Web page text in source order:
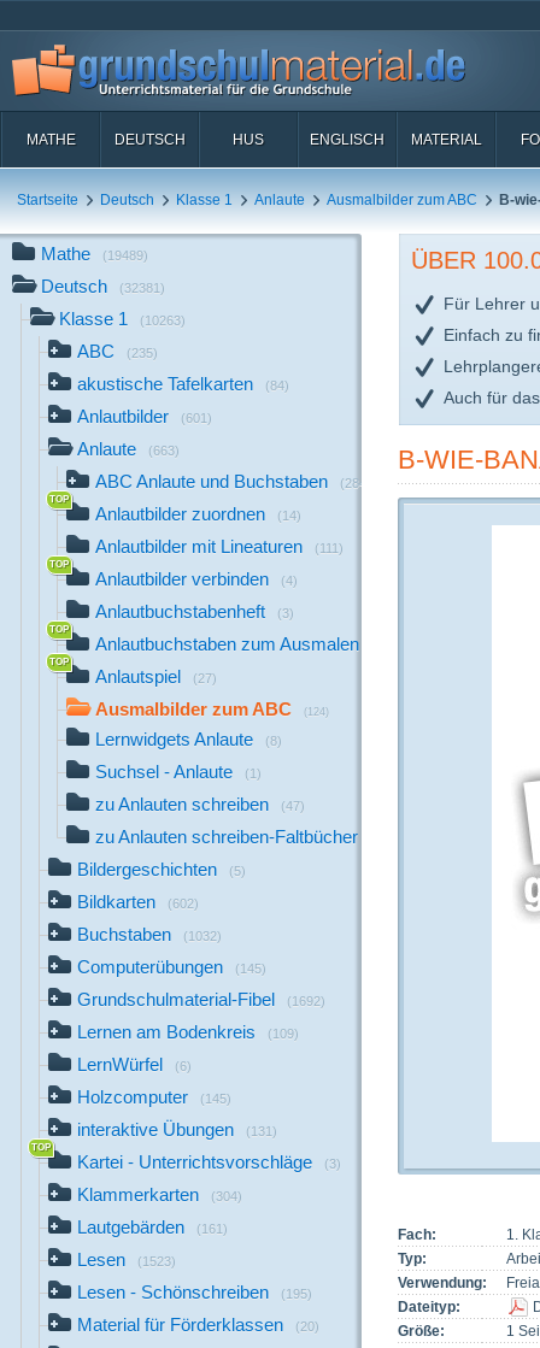
MATHE DEUTSCH HUS ENGLISCH MATERIAL
Startseite Deutsch Klasse 1 Anlaute Ausmalbilder zum ABC B-
Mathe (19489)
Deutsch (32381)
Klasse 1 (10263)
ABC (235)
akustische Tafelkarten (84)
Anlautbilder (601)
Anlaute (663)
ABC Anlaute und Buchstaben (284)
Anlautbilder zuordnen (14)
Anlautbilder mit Lineaturen (111)
Anlautbilder verbinden (4)
Anlautbuchstabenheft (3)
Anlautbuchstaben zum Ausmalen
Anlautspiel (27)
Ausmalbilder zum ABC (124)
Lernwidgets Anlaute (8)
Suchsel - Anlaute (1)
zu Anlauten schreiben (47)
zu Anlauten schreiben-Faltbücher
Bildergeschichten (5)
Bildkarten (602)
Buchstaben (1032)
Computerübungen (145)
Grundschulmaterial-Fibel (1692)
Lernen am Bodenkreis (109)
LernWürfel (6)
Holzcomputer (145)
interaktive Übungen (131)
Kartei - Unterrichtsvorschläge (3)
Klammerkarten (304)
Lautgebärden (161)
Lesen (1523)
Lesen - Schönschreiben (195)
Material für Förderklassen (20)
ÜBER
Für Lehrer
Einfach zu
Auch für
B-WIE-
Fach:
1.
Typ:
Verwendung:
Dateityp:
Größe:
1